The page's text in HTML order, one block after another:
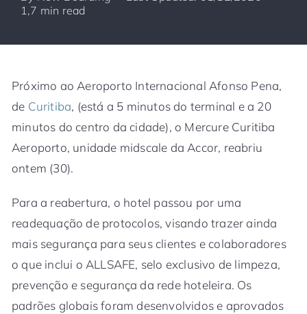
1,7 min read
Próximo ao Aeroporto Internacional Afonso Pena,
de Curitiba, (está a 5 minutos do terminal e a 20
minutos do centro da cidade), o Mercure Curitiba
Aeroporto, unidade midscale da Accor, reabriu
ontem (30).
Para a reabertura, o hotel passou por uma
readequação de protocolos, visando trazer ainda
mais segurança para seus clientes e colaboradores
o que inclui o ALLSAFE, selo exclusivo de limpeza,
prevenção e segurança da rede hoteleira. Os
padrões globais foram desenvolvidos e aprovados